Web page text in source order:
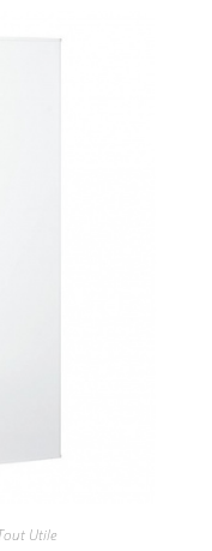
Utile